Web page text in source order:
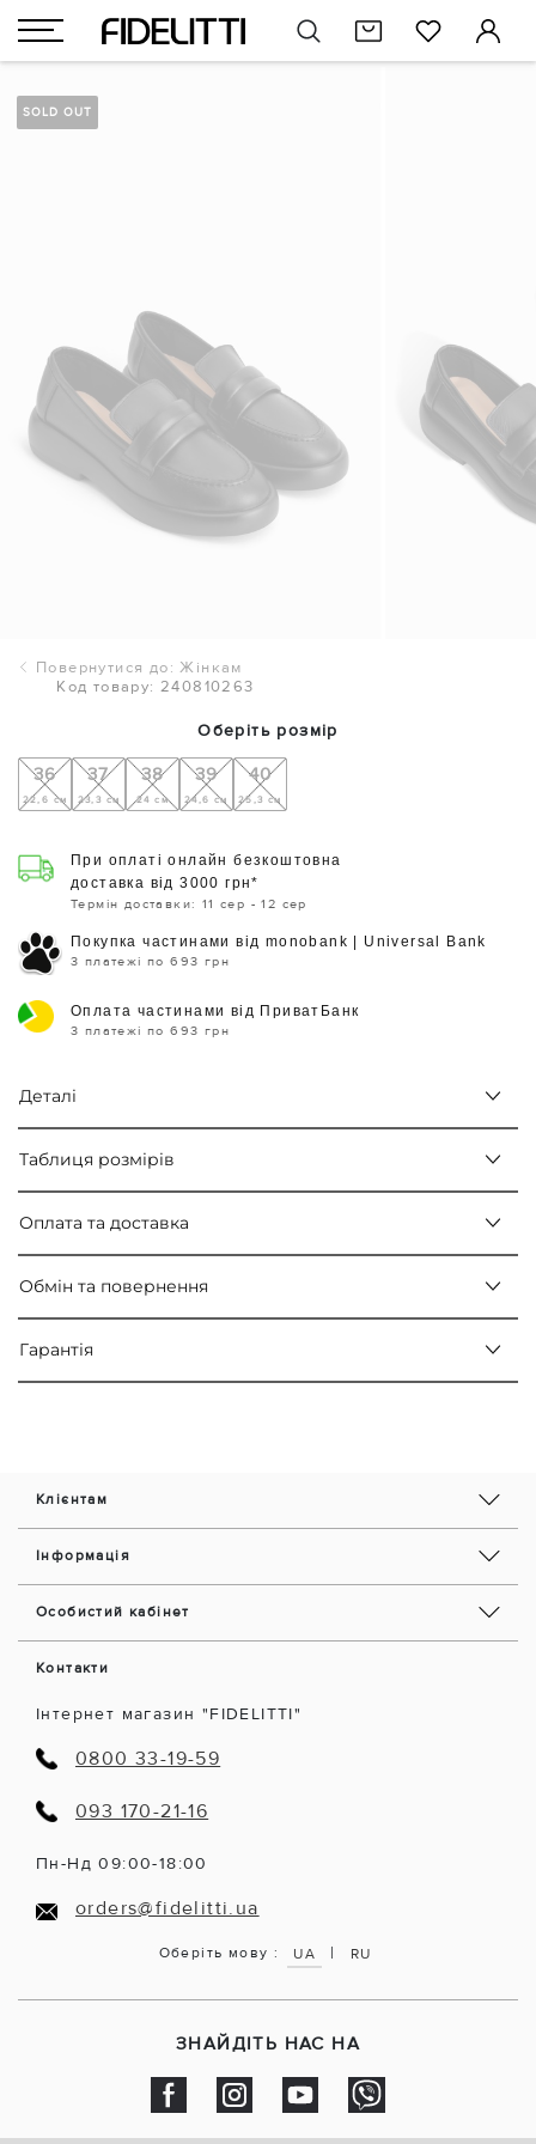
SOLD OUT
Повернутися до: Жінкам
Код товару: 240810263
Оберіть розмір
36
22,6 см
37
23,3 см
38
24 см
39
24,6 см
40
25,3 см
При оплаті онлайн безкоштовна
доставка від 3000 грн*
Термін доставки: 11 сер - 12 сер
Покупка частинами від monobank | Universal Bank
3 платежі по 693 грн
Оплата частинами від ПриватБанк
3 платежі по 693 грн
Деталі
Таблиця розмірів
Оплата та доставка
Обмін та повернення
Гарантія
Клієнтам
Інформація
Особистий кабінет
Контакти
Інтернет магазин "FIDELITTI"
0800 33-19-59
093 170-21-16
Пн-Нд 09:00-18:00
orders@fidelitti.ua
Оберіть мову : UA | RU
ЗНАЙДІТЬ НАС НА